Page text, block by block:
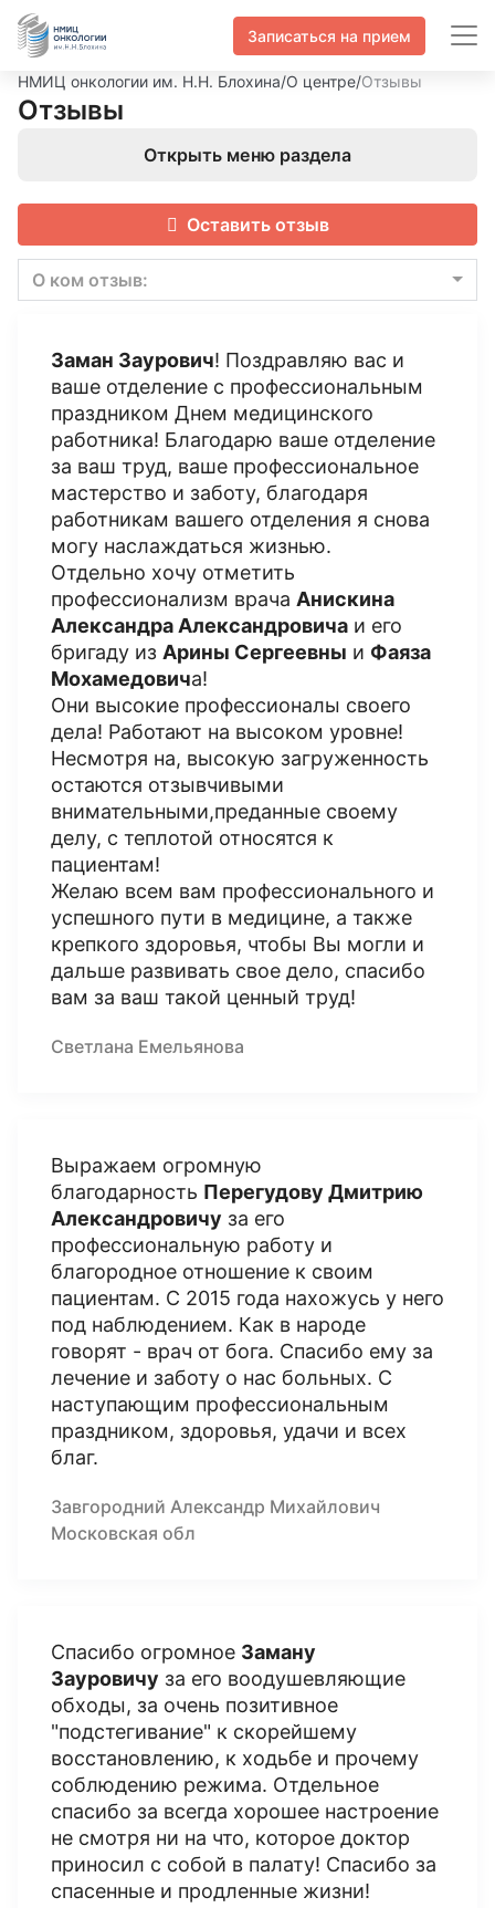
Записаться на прием
НМИЦ онкологии им. Н.Н. Блохина/О центре/Отзывы
Отзывы
Открыть меню раздела
Оставить отзыв
О ком отзыв:
Заман Заурович! Поздравляю вас и
ваше отделение с профессиональным
праздником Днем медицинского
работника! Благодарю ваше отделение
за ваш труд, ваше профессиональное
мастерство и заботу, благодаря
работникам вашего отделения я снова
могу наслаждаться жизнью.
Отдельно хочу отметить
профессионализм врача Анискина
Александра Александровича и его
бригаду из Арины Сергеевны и Фаяза
Мохамедовича!
Они высокие профессионалы своего
дела! Работают на высоком уровне!
Несмотря на, высокую загруженность
остаются отзывчивыми
внимательными,преданные своему
делу, с теплотой относятся к
пациентам!
Желаю всем вам профессионального и
успешного пути в медицине, а также
крепкого здоровья, чтобы Вы могли и
дальше развивать свое дело, спасибо
вам за ваш такой ценный труд!
Светлана Емельянова
Выражаем огромную
благодарность Перегудову Дмитрию
Александровичу за его
профессиональную работу и
благородное отношение к своим
пациентам. С 2015 года нахожусь у него
под наблюдением. Как в народе
говорят - врач от бога. Спасибо ему за
лечение и заботу о нас больных. С
наступающим профессиональным
праздником, здоровья, удачи и всех
благ.
Завгородний Александр Михайлович
Московская обл
Спасибо огромное Заману
Зауровичу за его воодушевляющие
обходы, за очень позитивное
"подстегивание" к скорейшему
восстановлению, к ходьбе и прочему
соблюдению режима. Отдельное
спасибо за всегда хорошее настроение
не смотря ни на что, которое доктор
приносил с собой в палату! Спасибо за
спасенные и продленные жизни!